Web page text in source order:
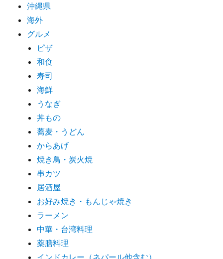
沖縄県
海外
グルメ
ピザ
和食
寿司
海鮮
うなぎ
丼もの
蕎麦・うどん
からあげ
焼き鳥・炭火焼
串カツ
居酒屋
お好み焼き・もんじゃ焼き
ラーメン
中華・台湾料理
薬膳料理
インドカレー（ネパール他含む）